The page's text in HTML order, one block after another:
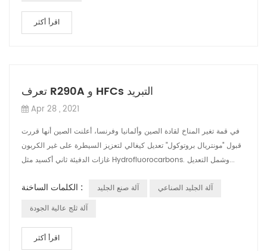
اقرأ أكثر
تعرف R290A و HFCs التبريد
Apr 28 , 2021
في قمة تغير المناخ لقادة الصين وألمانيا وفرنسا، أعلنت الصين أنها قررت
قبول "مونتريال بروتوكول" تعديل كيغالي لتعزيز السيطرة على غير الكربون
غازات الدفيئة ثاني أكسيد مثل Hydrofluorocarbons. وشمل التعديل...
الكلمات الساخنة : آلة صنع الجليد
آلة الجليد الصناعي
آلة ثلج عالية الجودة
اقرأ أكثر